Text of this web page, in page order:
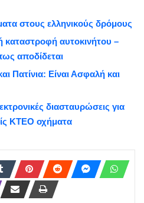
στους ελληνικούς δρόμους
καταστροφή αυτοκινήτου –
αποδίδεται
Πατίνια: Είναι Ασφαλή και
διασταυρώσεις για
ΚΤΕΟ οχήματα